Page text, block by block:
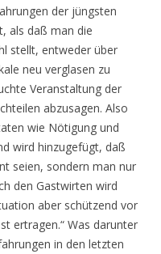
der jüngsten
als daß man die
stellt, entweder über
neu verglasen zu
Veranstaltung der
abzusagen. Also
wie Nötigung und
wird hinzugefügt, daß
seien, sondern man nur
den Gastwirten wird
aber schützend vor
ertragen.“ Was darunter
in den letzten